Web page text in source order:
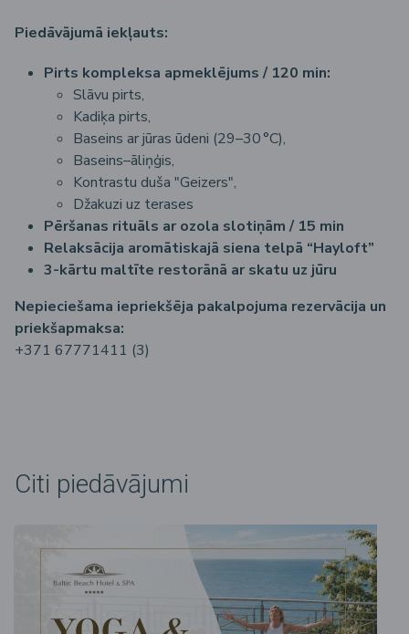
Piedāvājumā iekļauts:
Pirts kompleksa apmeklējums / 120 min:
Slāvu pirts,
Kadiķa pirts,
Baseins ar jūras ūdeni (29–30 °C),
Baseins–āliņģis,
Kontrastu duša "Geizers",
Džakuzi uz terases
Pēršanas rituāls ar ozola slotiņām / 15 min
Relaksācija aromātiskajā siena telpā “Hayloft”
3-kārtu maltīte restorānā ar skatu uz jūru
Nepieciešama iepriekšēja pakalpojuma rezervācija un
priekšapmaksa:
+371 67771411 (3)
Citi piedāvājumi